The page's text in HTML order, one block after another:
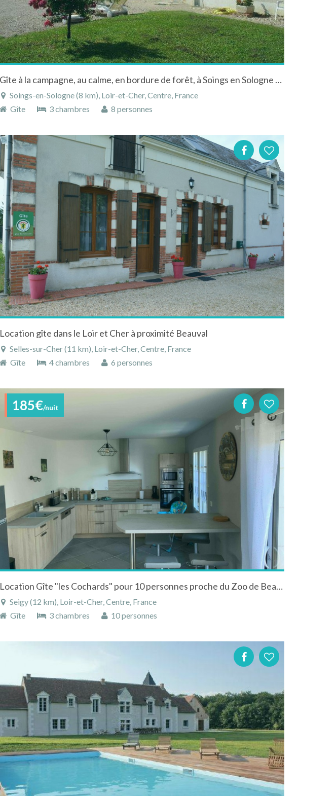
Gîte à la campagne, au calme, en bordure de forêt, à Soings en Sologne dans le Loir et Cher.
Soings-en-Sologne (8 km), Loir-et-Cher, Centre, France
Gîte
3 chambres 8 personnes
Location gîte dans le Loir et Cher à proximité Beauval
Selles-sur-Cher (11 km), Loir-et-Cher, Centre, France
Gîte
4 chambres 6 personnes
185€/nuit
Location Gîte "les Cochards" pour 10 personnes proche du Zoo de Beauval
Seigy (12 km), Loir-et-Cher, Centre, France
Gîte
3 chambres 10 personnes